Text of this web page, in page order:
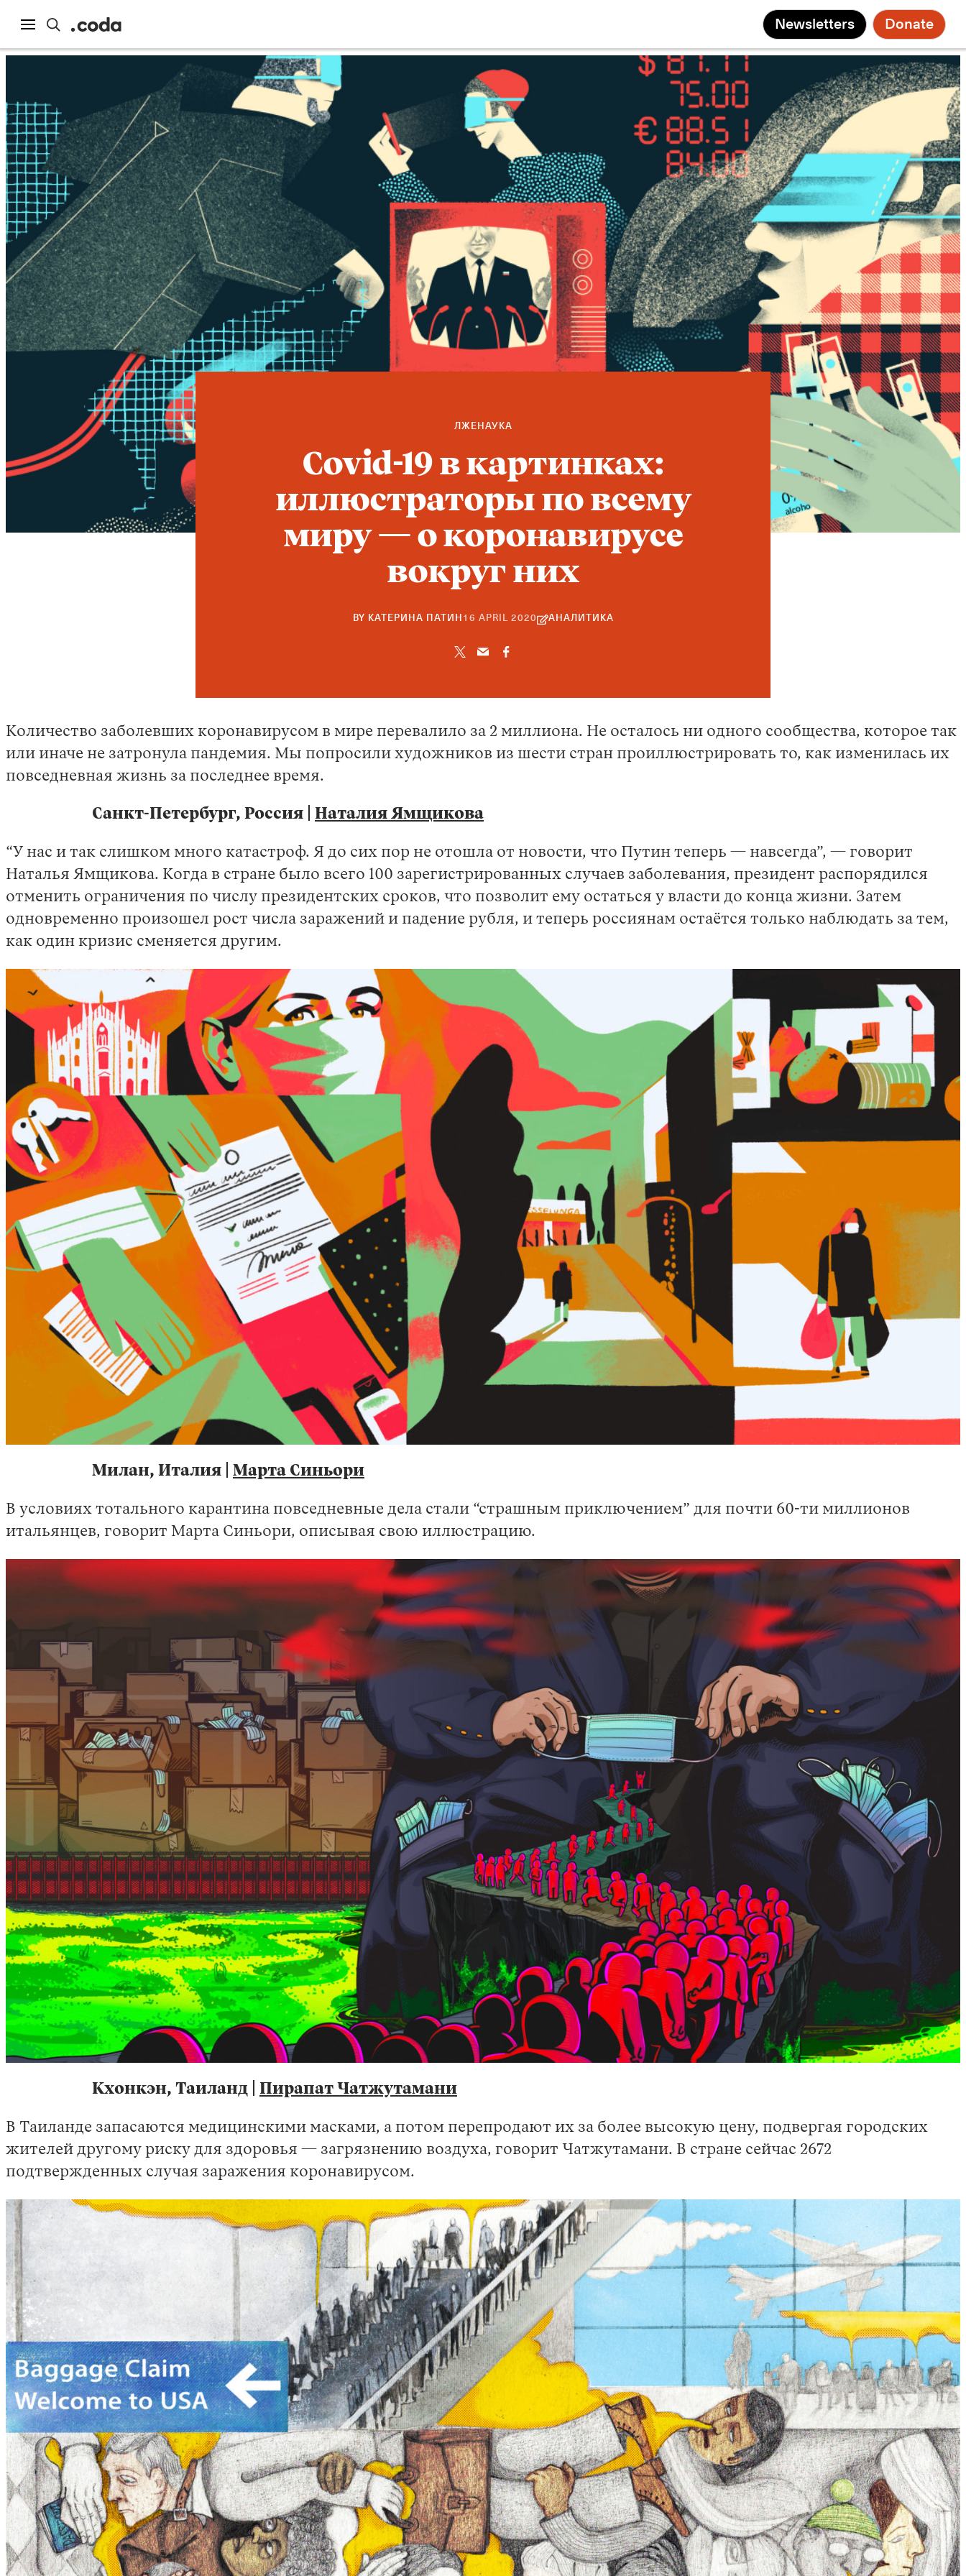
Newsletters Donate
InstagramFacebook
YouTube
ЛЖЕНАУКА
Covid-19 в картинках:
иллюстраторы по всему
миру — о коронавирусе
вокруг них
BY КАТЕРИНА ПАТИН 16 APRIL 20207
NOVEMBER
АНАЛИТИКА
Количество заболевших коронавирусом в мире перевалило за 2 миллиона. Не осталось ни одного сообщества, которое так
или иначе не затронула пандемия. Мы попросили художников из шести стран проиллюстрировать то, как изменилась их
повседневная жизнь за последнее время.
Санкт-Петербург, Россия | Наталия Ямщикова
“У нас и так слишком много катастроф. Я до сих пор не отошла от новости, что Путин теперь — навсегда”, — говорит
Наталья Ямщикова. Когда в стране было всего 100 зарегистрированных случаев заболевания, президент распорядился
отменить ограничения по числу президентских сроков, что позволит ему остаться у власти до конца жизни. Затем
одновременно произошел рост числа заражений и падение рубля, и теперь россиянам остаётся только наблюдать за тем,
как один кризис сменяется другим.
Милан, Италия | Марта Синьори
В условиях тотального карантина повседневные дела стали “страшным приключением” для почти 60-ти миллионов
итальянцев, говорит Марта Синьори, описывая свою иллюстрацию.
Кхонкэн, Таиланд | Пирапат Чатжутамани
В Таиланде запасаются медицинскими масками, а потом перепродают их за более высокую цену, подвергая городских
жителей другому риску для здоровья — загрязнению воздуха, говорит Чатжутамани. В стране сейчас 2672
подтвержденных случая заражения коронавирусом.